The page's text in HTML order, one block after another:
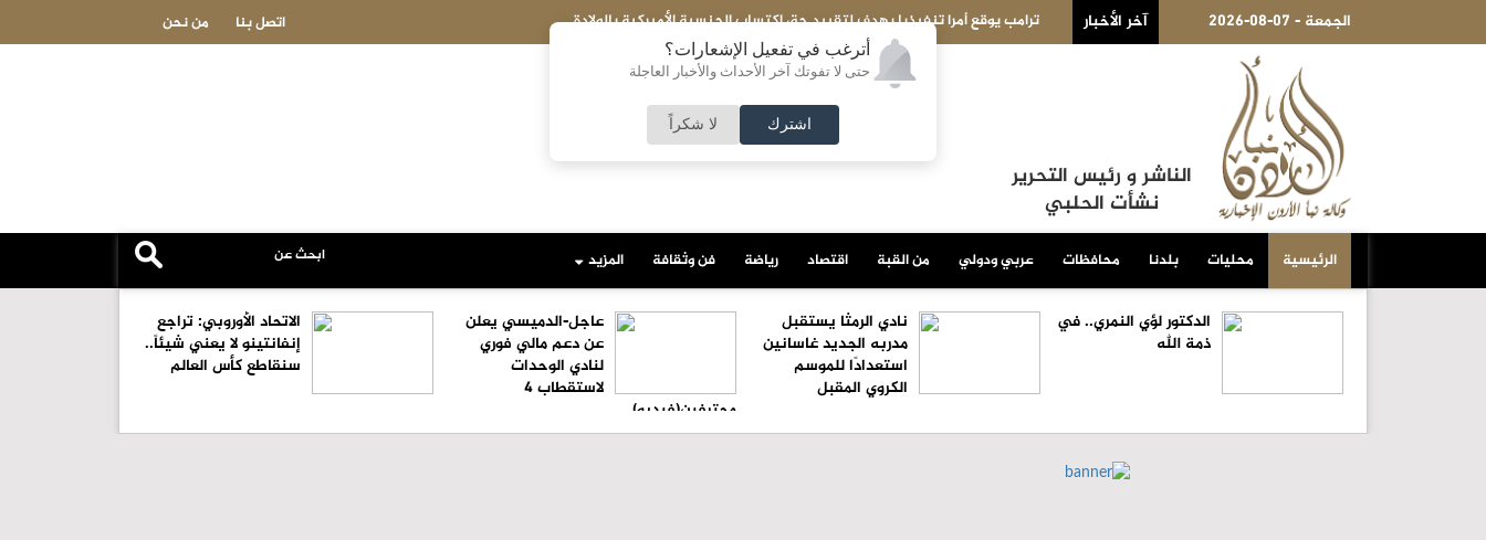
أترغب في تفعيل الإشعارات؟
حتى لا تفوتك آخر الأحداث والأخبار العاجلة
اشترك لا شكراً
2026-08-07 - الجمعة آخر الأخبار
يوقع أمرا تنفيذيا يهدف لتقييد حق اكتساب الجنسية الأميركية بالولادة الكويت تحبط تهريب شحنة ضخمة إلى مصر..ماذا بداخلها؟ الدكتور لؤي النمري.. في ذمة الله
من نحن اتصل بنا
الناشر و رئيس التحرير
نشأت الحلبي
الرئيسية محليات بلدنا محافظات عربي ودولي من القبة اقتصاد رياضة فن وثقافة المزيد
الدكتور لؤي النمري.. في
ذمة الله
نادي الرمثا يستقبل
مدربه الجديد غاسانين
استعدادًا للموسم
الكروي المقبل
عاجل-الدميسي يعلن
عن دعم مالي فوري
لنادي الوحدات
لاستقطاب 4
محترفين(فيديو)
الاتحاد الأوروبي: تراجع
إنفانتينو لا يعني شيئاً..
سنقاطع كأس العالم